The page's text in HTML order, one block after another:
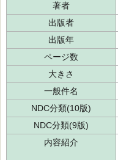
著者
出版者
出版年
ページ数
大きさ
一般件名
NDC分類(10版)
NDC分類(9版)
内容紹介